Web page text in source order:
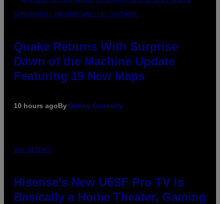
SCREENSHOT: MACHINEGAMES/ID SOFTWARE
Quake Returns With Surprise
Dawn of the Machine Update
Featuring 19 New Maps
10 hours agoBy Denny Connolly
VIA HISENSE
Hisense’s New U6SF Pro TV Is
Basically a Home Theater, Gaming